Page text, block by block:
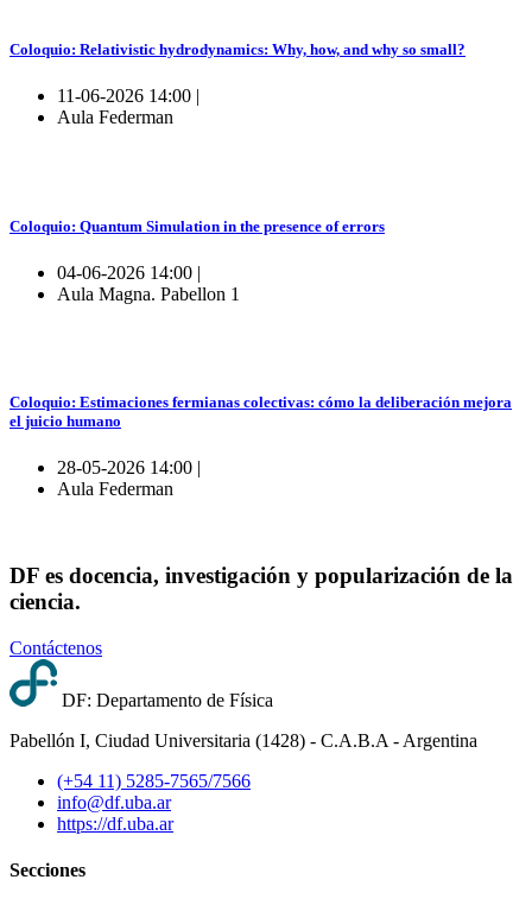
Coloquio: Relativistic hydrodynamics: Why, how, and why so small?
11-06-2026 14:00 |
Aula Federman
Coloquio: Quantum Simulation in the presence of errors
04-06-2026 14:00 |
Aula Magna. Pabellon 1
Coloquio: Estimaciones fermianas colectivas: cómo la deliberación mejora
el juicio humano
28-05-2026 14:00 |
Aula Federman
DF es docencia, investigación y popularización de la
ciencia.
Contáctenos
DF: Departamento de Física
Pabellón I, Ciudad Universitaria (1428) - C.A.B.A - Argentina
(+54 11) 5285-7565/7566
info@df.uba.ar
https://df.uba.ar
Secciones